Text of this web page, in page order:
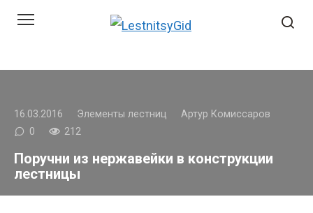
16.03.2016 Элементы лестниц
Артур Комиссаров
0
212
Поручни из нержавейки в конструкции
лестницы